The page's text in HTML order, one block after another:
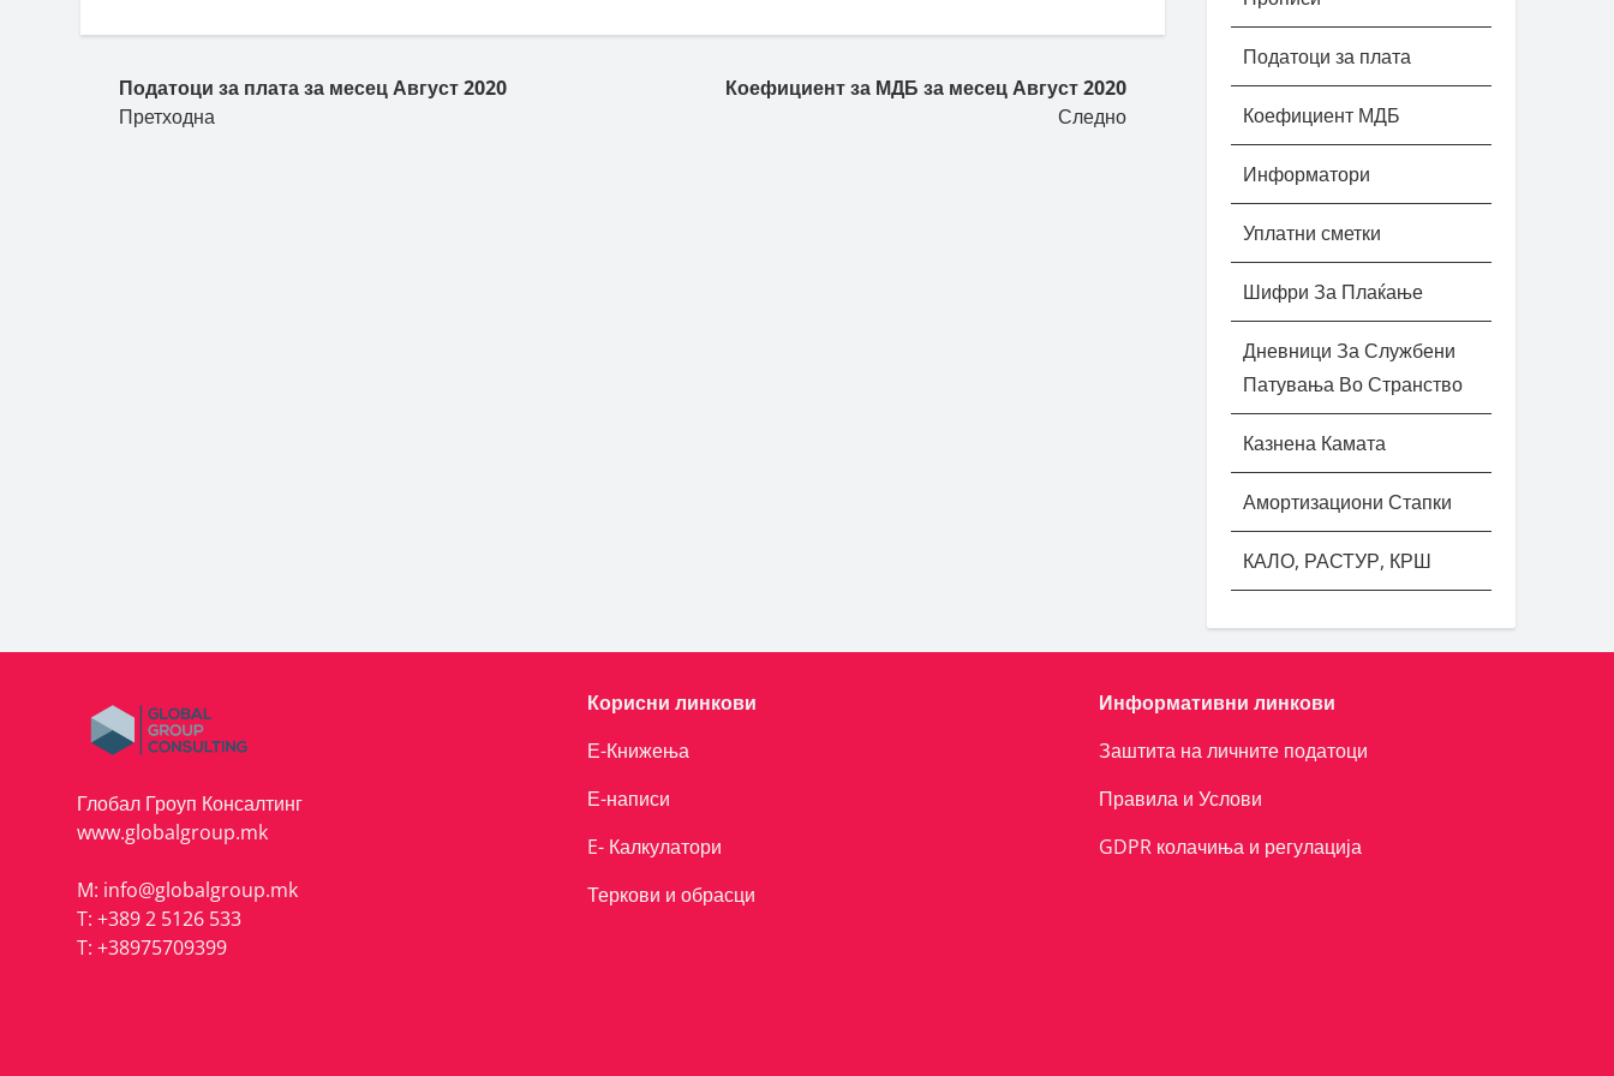
Податоци за плата за месец Август 2020
Претходна
Коефициент за МДБ за месец Август 2020
Следно
Податоци за плата
Коефициент МДБ
Информатори
Уплатни сметки
Шифри За Плаќање
Дневници За Службени
Патувања Во Странство
Казнена Камата
Амортизациони Стапки
КАЛО, РАСТУР, КРШ
Глобал Гроуп Консалтинг
www.globalgroup.mk
M: info@globalgroup.mk
T: +389 2 5126 533
T: +38975709399
Корисни линкови
Е-Книжења
Е-написи
E- Калкулатори
Теркови и обрасци
Информативни линкови
Заштита на личните податоци
Правила и Услови
GDPR колачиња и регулација